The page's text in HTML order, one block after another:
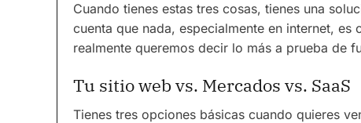
Cuando tienes estas tres cosas, tienes una
cuenta que nada, especialmente en internet,
realmente queremos decir lo más a prueba de
Tu sitio web vs. Mercados vs. SaaS
Tienes tres opciones básicas cuando quieres